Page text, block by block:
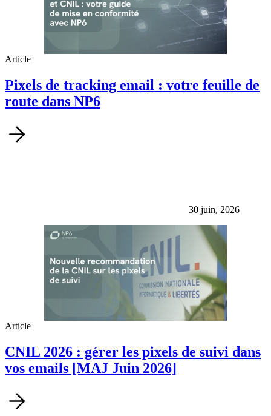
Article
Pixels de tracking email : votre feuille de
route dans NP6
30 juin, 2026
Article
CNIL 2026 : gérer les pixels de suivi dans
vos emails [MAJ Juin 2026]